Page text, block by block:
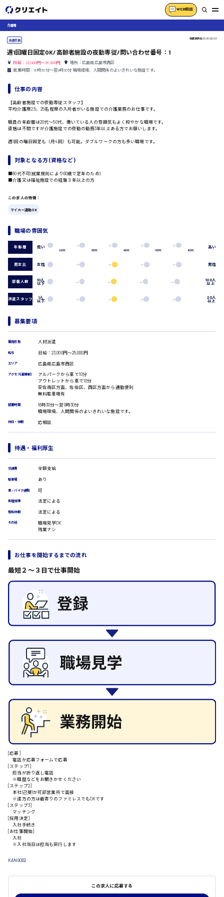
WEB相談
製造・軽作業・物流系
組立、加工
検品・包装・箱詰め
ピッキング・仕分け
軽作業
介護・医療系
データ入力
コールセンターオペレーター
総務事務
経理事務
医療事務
翻訳、通訳
IT・クリエイティブ系
CADオペレーター
WEBデザイナー
校正・編集
システムエンジニア
プログラマー
販売・サービス・フード系
経営企画
ホール
接客
調理
洗い場
ルート営業
その他の専門職
施工管理
自動車整備士
配送・ドライバー
広島市中区
広島市東区
広島市西区
広島市安芸区
廿日市市
呉市
東広島市
安芸高田市
安芸太田町
安芸郡
時給1200円～
時給1400円～
時給1500円以上
日給9000円～
日給10000円以上
日給制すべて
介護職
派遣社員 掲載更新日2026/06/23
週1回曜日固定OK/高齢者施設の夜勤専従/問い合わせ番号：1
日給：23,000円～25,000円
場所：広島県広島市西区
就業時間：16時30分〜翌9時30分 職場環境、人間関係のよいきれいな施設です。
仕事の内容
【高齢者施設での夜勤専従スタッフ】
平均介護度2.5、25名程度の入所者がいる施設での介護業務のお仕事です。
職員の年齢層は20代〜50代、働いている人の雰囲気もよく和やかな職場です。
資格は不問ですが介護施設での夜勤の勤務3年以上ある方でお願いします。
週1回の曜日固定も（月4回）も可能。ダブルワークの方も多い職場です。
対象となる方 (資格など)
■60代不可(就業規則により60歳で定年のため)
■介護又は福祉施設での経験３年以上の方
この求人の特徴：
マイカー通勤OK
職場の雰囲気
年齢層 低い
20代 30代 40代 50代 60代
高い
男女比 女性 男性
部署人数 10人
以下
100人
以上
派遣スタッフ 1人
以下
20人
以上
募集要項
雇用形態 人材派遣
給与 日給：23,000円～25,000円
エリア 広島県広島市西区
アクセス(最寄駅)
アルパークから車で10分
アウトレットから車で10分
安佐南区方面、佐伯区、西区方面から通勤便利
無料駐車場有
就業時間
16時30分〜翌9時30分
職場環境、人間関係のよいきれいな施設です。
休日・休暇 応相談
待遇・福利厚生
交通費 全額支給
駐車場 あり
車・バイク通勤 可
各種保険 法定による
有給休暇 法定による
その他
職場見学OK
残業ナシ
お仕事を開始するまでの流れ
最短２〜３日で仕事開始
[応募]
電話か応募フォームで応募
[ステップ1]
担当が折り返し電話
※職歴などをお聞きかせください
[ステップ2]
本社(己斐)か可部営業所で面接
※遠方の方は最寄りのファミレスでもOKです
[ステップ3]
マッチング
[採用決定]
入社手続き
[お仕事開始]
入社
※入社当日は担当も同行します
KANGO02
この求人に応募する